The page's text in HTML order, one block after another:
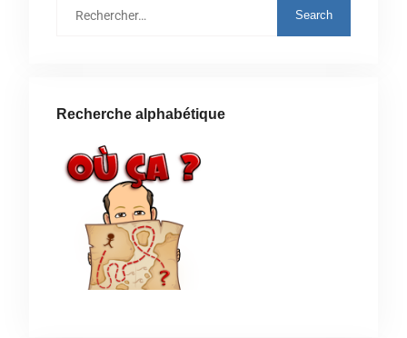
Recherche alphabétique